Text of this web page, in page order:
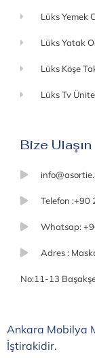
Lüks Yemek
Lüks Yatak
Lüks Köşe
Lüks Tv
Bize Ulaşın
Telefon :+90
Whatsap:
Adres :
No:11-13
Ankara Mobilya
İştirakidir.